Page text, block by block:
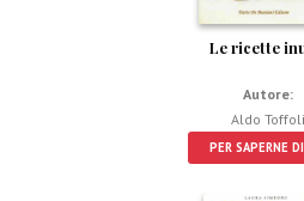
Le ricette
Autore:
Aldo Toffoli
PER SAPERNE